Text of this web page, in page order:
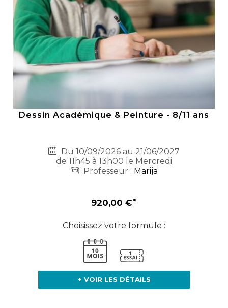
Dessin Académique & Peinture - 8/11 ans
Du 10/09/2026 au 21/06/2027
de 11h45 à 13h00 le Mercredi
Professeur : Marija
920,00 €
Choisissez votre formule :
+ VOIR LES DÉTAILS